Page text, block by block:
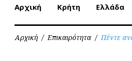
Αρχική Κρήτη Ελλάδα
Αρχική / Επικαιρότητα / Πέντε